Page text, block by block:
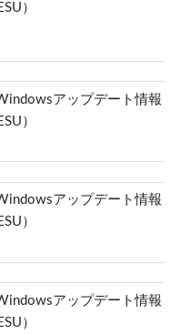
）
アップデート情報
）
アップデート情報
）
アップデート情報
）